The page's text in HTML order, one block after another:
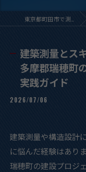
建築測量とス
多摩郡瑞穂町
実践ガイド
2026/07/06
建築測量や構造設計
に悩んだ経験はあり
瑞穂町の建設プロジ